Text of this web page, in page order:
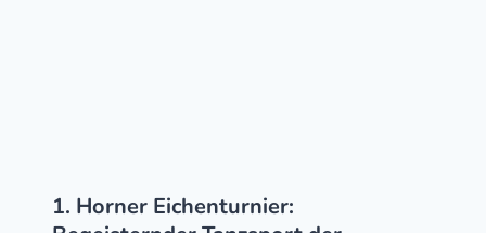
1. Horner Eichenturnier: